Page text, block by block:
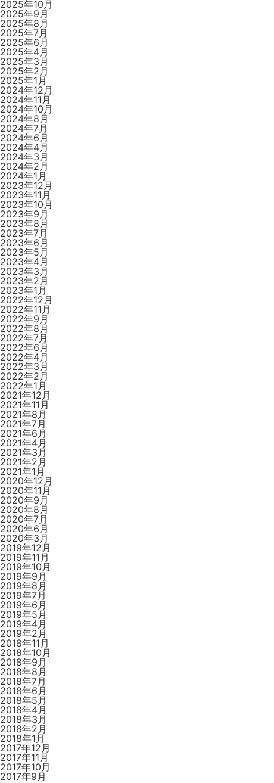
シ
ョ
ン
2025年10月
2025年9月
2025年8月
2025年7月
2025年6月
2025年4月
2025年3月
2025年2月
2025年1月
2024年12月
2024年11月
2024年10月
2024年8月
2024年7月
2024年6月
2024年4月
2024年3月
2024年2月
2024年1月
2023年12月
2023年11月
2023年10月
2023年9月
2023年8月
2023年7月
2023年6月
2023年5月
2023年4月
2023年3月
2023年2月
2023年1月
2022年12月
2022年11月
2022年9月
2022年8月
2022年7月
2022年6月
2022年4月
2022年3月
2022年2月
2022年1月
2021年12月
2021年11月
2021年8月
2021年7月
2021年6月
2021年4月
2021年3月
2021年2月
2021年1月
2020年12月
2020年11月
2020年9月
2020年8月
2020年7月
2020年6月
2020年3月
2019年12月
2019年11月
2019年10月
2019年9月
2019年8月
2019年7月
2019年6月
2019年5月
2019年4月
2019年2月
2018年11月
2018年10月
2018年9月
2018年8月
2018年7月
2018年6月
2018年5月
2018年4月
2018年3月
2018年2月
2018年1月
2017年12月
2017年11月
2017年10月
2017年9月